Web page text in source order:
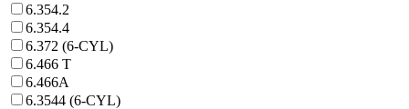
6.354.2
6.354.4
6.372 (6-CYL)
6.466 T
6.466A
6.3544 (6-CYL)